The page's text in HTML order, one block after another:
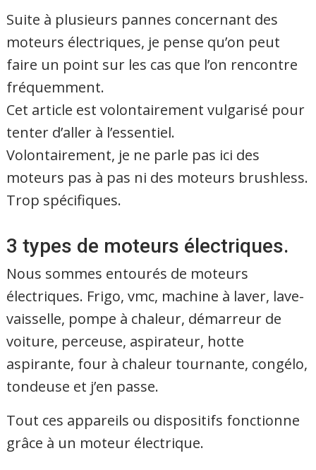
Suite à plusieurs pannes concernant des
moteurs électriques, je pense qu’on peut
faire un point sur les cas que l’on rencontre
fréquemment.
Cet article est volontairement vulgarisé pour
tenter d’aller à l’essentiel.
Volontairement, je ne parle pas ici des
moteurs pas à pas ni des moteurs brushless.
Trop spécifiques.
3 types de moteurs électriques.
Nous sommes entourés de moteurs
électriques. Frigo, vmc, machine à laver, lave-
vaisselle, pompe à chaleur, démarreur de
voiture, perceuse, aspirateur, hotte
aspirante, four à chaleur tournante, congélo,
tondeuse et j’en passe.
Tout ces appareils ou dispositifs fonctionne
grâce à un moteur électrique.